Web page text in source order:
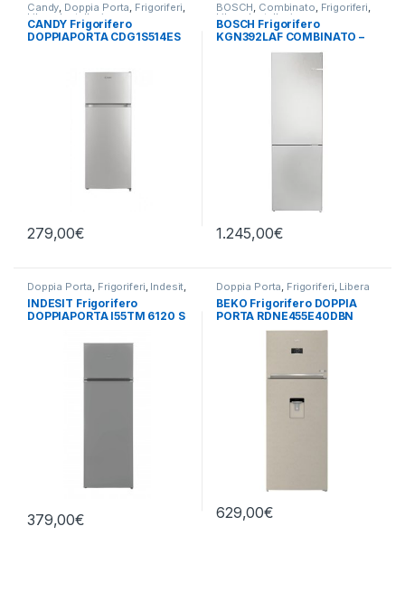
Candy, Doppia Porta, Frigoriferi,
Libera Installazione
CANDY Frigorifero
DOPPIAPORTA CDG1S514ES
279,00€
BOSCH, Combinato, Frigoriferi,
Libera Installazione
BOSCH Frigorifero
KGN392LAF COMBINATO –
TOTAL NO FROST
1.245,00€
Doppia Porta, Frigoriferi, Indesit,
Libera Installazione
INDESIT Frigorifero
DOPPIAPORTA I55TM 6120 S
379,00€
Doppia Porta, Frigoriferi, Libera
Installazione
BEKO Frigorifero DOPPIA
PORTA RDNE455E40DBN
TOTAL NO FROST
629,00€